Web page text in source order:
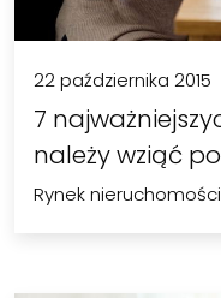
22 października 2015
7
należy wziąć
Rynek nieruchomości